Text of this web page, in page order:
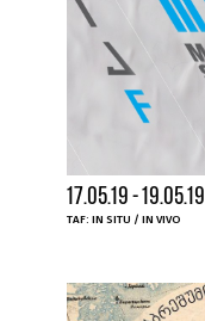
17.05.19 - 19.05.19
TAF: IN SITU / IN VIVO